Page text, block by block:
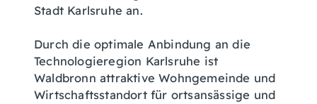
Stadt Karlsruhe an.
Durch die optimale Anbindung an die
Technologieregion Karlsruhe ist
Waldbronn attraktive Wohngemeinde und
Wirtschaftsstandort für ortsansässige und